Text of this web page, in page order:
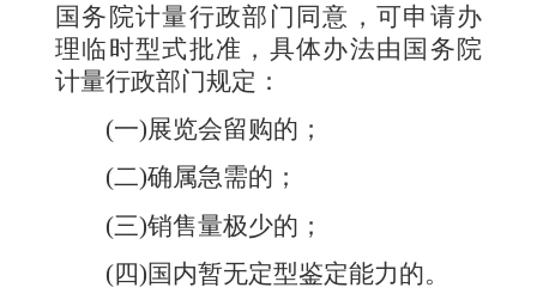
国务院计量行政部门同意，可申请办
理临时型式批准，具体办法由国务院
计量行政部门规定：
(一)展览会留购的；
(二)确属急需的；
(三)销售量极少的；
(四)国内暂无定型鉴定能力的。